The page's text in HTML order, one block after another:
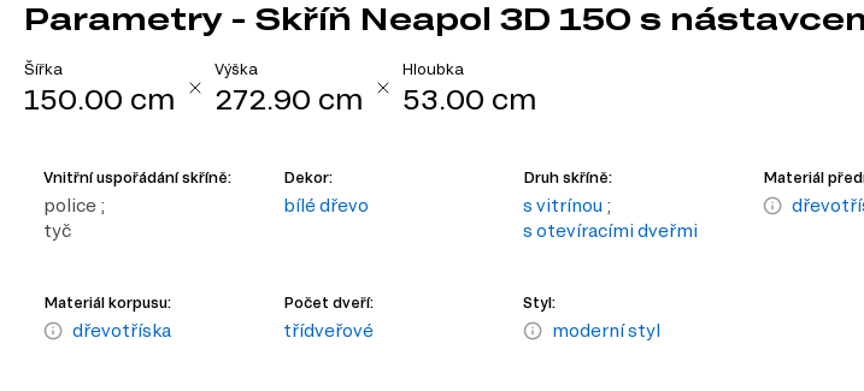
Parametry - Skříň Neapol 3D 150 s
Šířka
150.00 cm
Výška
272.90 cm
Hloubka
53.00 cm
Vnitřní uspořádání skříně:
police ;
tyč
Dekor:
bílé dřevo
Druh skříně:
s vitrínou ;
s otevíracími dveřmi
Materiál
Materiál korpusu:
dřevotříska
Počet dveří:
třídveřové
Styl:
moderní styl